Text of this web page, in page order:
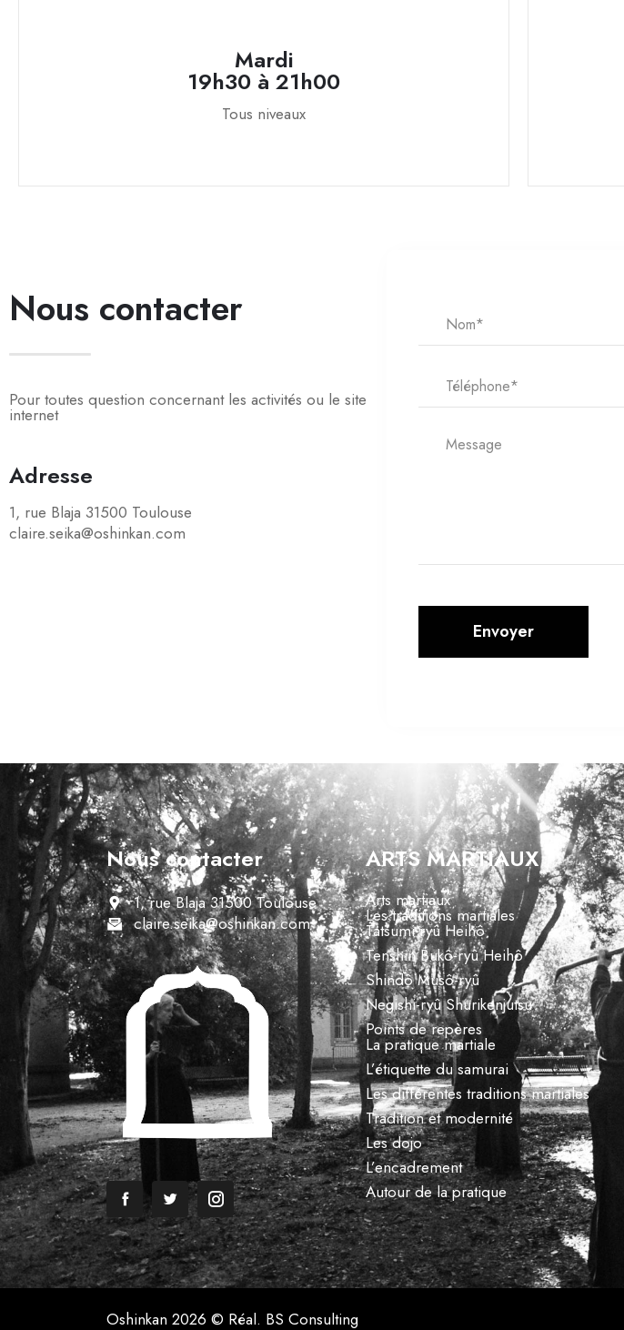
Mardi
19h30 à 21h00
Tous niveaux
Nous contacter
Pour toutes question concernant les activités ou le site
internet
Adresse
1, rue Blaja 31500 Toulouse
claire.seika@oshinkan.com
Envoyer
Nous contacter
1, rue Blaja 31500 Toulouse
claire.seika@oshinkan.com
ARTS MARTIAUX
Arts martiaux
Les traditions martiales
Tatsumi-ryû Heihô
Tenshin Bukô-ryû Heihô
Shindô Musô-ryû
Negishi-ryû Shurikenjutsu
Points de repères
La pratique martiale
L’étiquette du samurai
Les différentes traditions martiales
Tradition et modernité
Les dojo
L’encadrement
Autour de la pratique
Oshinkan 2026 © Réal. BS Consulting